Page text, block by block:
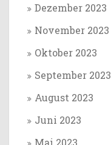
Dezember 2023
November 2023
Oktober 2023
September 2023
August 2023
Juni 2023
Mai 2023